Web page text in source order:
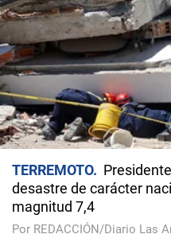
TERREMOTO
desastre de carácter
magnitud 7,4
Por REDACCIÓN/Diario Las